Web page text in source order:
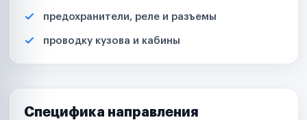
предохранители, реле и разъемы
проводку кузова и кабины
Специфика направления